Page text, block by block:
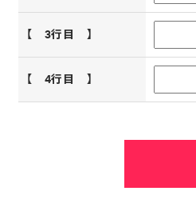
【 3行目 】
【 4行目 】